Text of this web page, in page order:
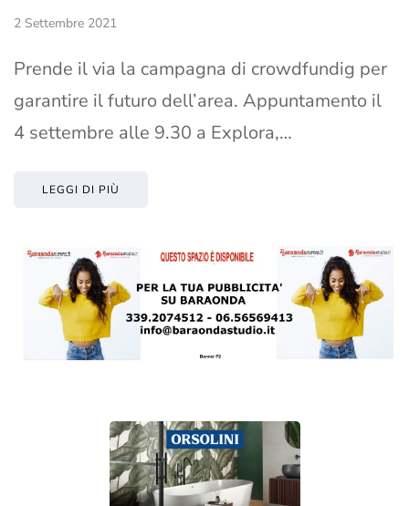
2 Settembre 2021
Prende il via la campagna di crowdfundig per
garantire il futuro dell’area. Appuntamento il
4 settembre alle 9.30 a Explora,…
LEGGI DI PIÙ